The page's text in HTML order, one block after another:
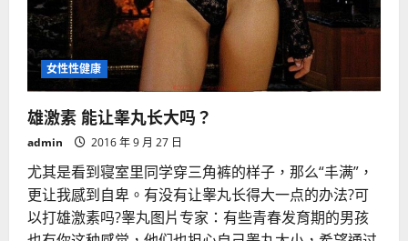
女性性健康
雄激素 能让睾丸长大吗？
admin 2016 年 9 月 27 日
尤其是看到寝室里同学穿三角裤的样子，那么“丰满”，
更让我感到自卑。有没有让睾丸长得大一点的办法?可
以打雄激素吗?睾丸图片专家：有些青春发育期的男孩